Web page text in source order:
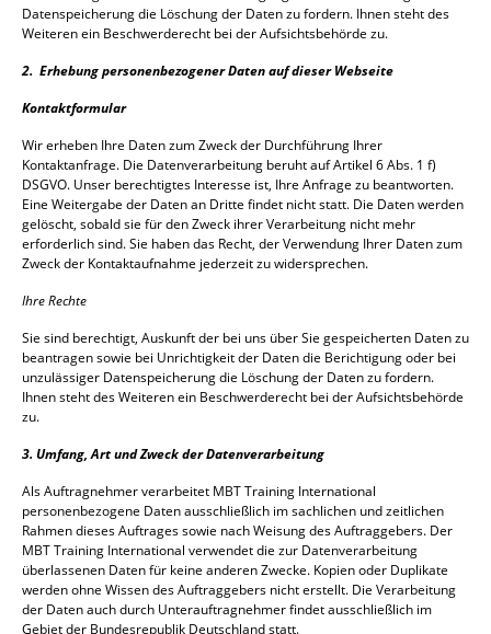
Datenspeicherung die Löschung der Daten zu fordern. Ihnen steht des
Weiteren ein Beschwerderecht bei der Aufsichtsbehörde zu.
2. Erhebung personenbezogener Daten auf dieser Webseite
Kontaktformular
Wir erheben Ihre Daten zum Zweck der Durchführung Ihrer
Kontaktanfrage. Die Datenverarbeitung beruht auf Artikel 6 Abs. 1 f)
DSGVO. Unser berechtigtes Interesse ist, Ihre Anfrage zu beantworten.
Eine Weitergabe der Daten an Dritte findet nicht statt. Die Daten werden
gelöscht, sobald sie für den Zweck ihrer Verarbeitung nicht mehr
erforderlich sind. Sie haben das Recht, der Verwendung Ihrer Daten zum
Zweck der Kontaktaufnahme jederzeit zu widersprechen.
Ihre Rechte
Sie sind berechtigt, Auskunft der bei uns über Sie gespeicherten Daten zu
beantragen sowie bei Unrichtigkeit der Daten die Berichtigung oder bei
unzulässiger Datenspeicherung die Löschung der Daten zu fordern.
Ihnen steht des Weiteren ein Beschwerderecht bei der Aufsichtsbehörde
zu.
3. Umfang, Art und Zweck der Datenverarbeitung
Als Auftragnehmer verarbeitet MBT Training International
personenbezogene Daten ausschließlich im sachlichen und zeitlichen
Rahmen dieses Auftrages sowie nach Weisung des Auftraggebers. Der
MBT Training International verwendet die zur Datenverarbeitung
überlassenen Daten für keine anderen Zwecke. Kopien oder Duplikate
werden ohne Wissen des Auftraggebers nicht erstellt. Die Verarbeitung
der Daten auch durch Unterauftragnehmer findet ausschließlich im
Gebiet der Bundesrepublik Deutschland statt.